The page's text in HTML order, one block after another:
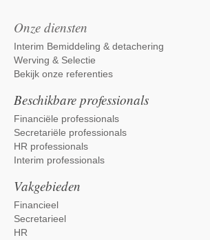
Onze diensten
Interim Bemiddeling & detachering
Werving & Selectie
Bekijk onze referenties
Beschikbare professionals
Financiële professionals
Secretariële professionals
HR professionals
Interim professionals
Vakgebieden
Financieel
Secretarieel
HR